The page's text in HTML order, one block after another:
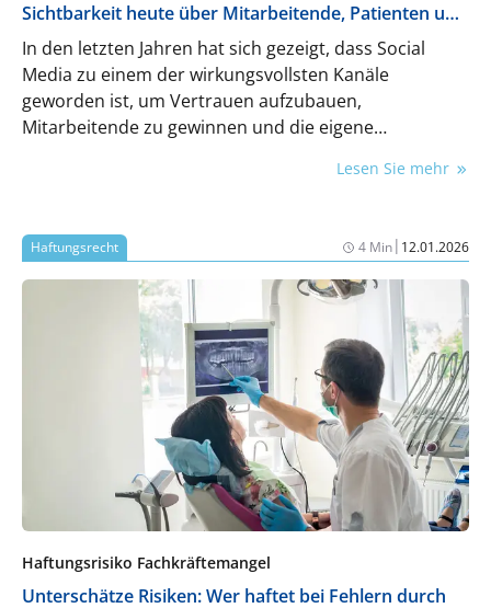
Sichtbarkeit heute über Mitarbeitende, Patienten und
Vertrauen entscheidet
In den letzten Jahren hat sich gezeigt, dass Social
Media zu einem der wirkungsvollsten Kanäle
geworden ist, um Vertrauen aufzubauen,
Mitarbeitende zu gewinnen und die eigene
Weise, wie Patienten und Fachkräfte Praxen
dabei eine zentrale Rolle.
Lesen Sie mehr
Haftungsrecht 4 Min| 12.01.2026
Haftungsrisiko Fachkräftemangel
Unterschätze Risiken: Wer haftet bei Fehlern durch